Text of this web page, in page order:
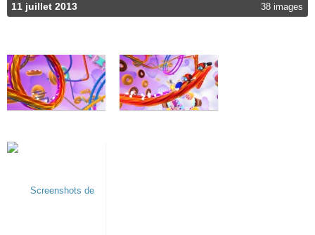
11 juillet 2013 38 images